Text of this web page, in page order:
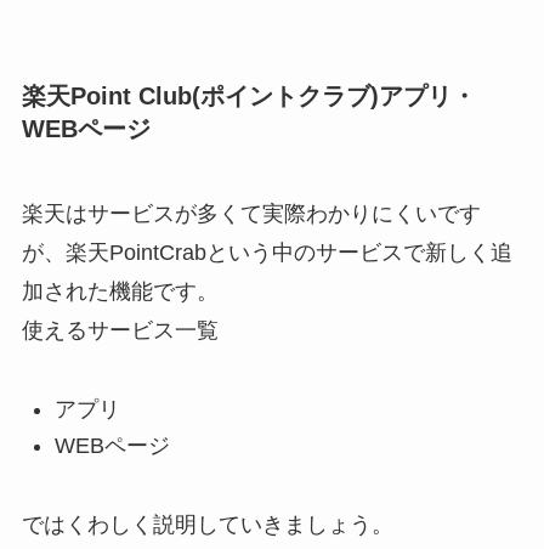
楽天Point Club(ポイントクラブ)アプリ・
WEBページ
楽天はサービスが多くて実際わかりにくいです
が、楽天PointCrabという中のサービスで新しく追
加された機能です。
使えるサービス一覧
アプリ
WEBページ
ではくわしく説明していきましょう。